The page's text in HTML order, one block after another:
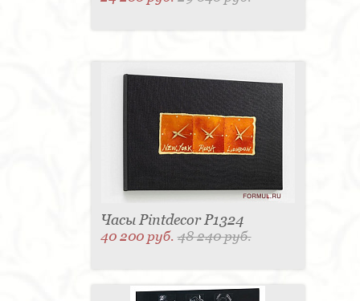
Часы Pintdecor P1324
40 200 руб.48 240 руб.